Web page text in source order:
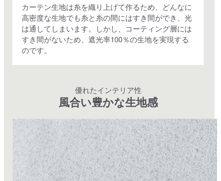
カーテン生地は糸を織り上げて作るため、どんなに
高密度な生地でも糸と糸の間にはすき間ができ、光
は通してしまいます。しかし、コーティング層には
すき間がないため、遮光率100％の生地を実現する
のです。
優れたインテリア性
風合い豊かな生地感